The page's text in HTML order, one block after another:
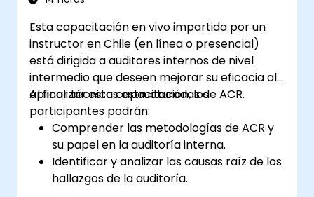
Esta capacitación en vivo impartida por un
instructor en Chile (en línea o presencial)
está dirigida a auditores internos de nivel
intermedio que deseen mejorar su eficacia al
aplicar técnicas estructuradas de ACR.
Al finalizar esta capacitación, los
participantes podrán:
Comprender las metodologías de ACR y
su papel en la auditoría interna.
Identificar y analizar las causas raíz de los
hallazgos de la auditoría.